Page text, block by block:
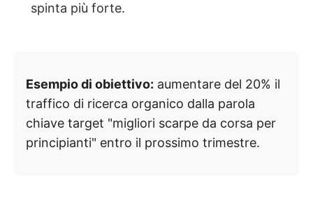
spinta più forte.
Esempio di obiettivo: aumentare del 20% il
traffico di ricerca organico dalla parola
chiave target "migliori scarpe da corsa per
principianti" entro il prossimo trimestre.